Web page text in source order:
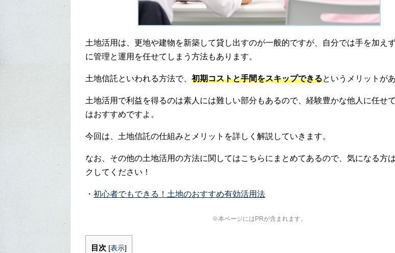
土地活用は、更地や建物を新築して貸し出すのが一般的ですが、自分では手を加え
に管理と運用を任せてしまう方法もあります。
土地信託といわれる方法で、 初期コストと手間をスキップできるというメリットが
土地活用で利益を得るのは素人には難しい部分もあるので、経験豊かな他人に任せ
はおすすめですよ。
今回は、土地信託の仕組みとメリットを詳しく解説していきます。
なお、その他の土地活用の方法に関してはこちらにまとめてあるので、気になる方
クしてください！
・ 初心者でもできる！土地のおすすめ有効活用法
※本ページにはPRが含まれます。
目次 [表示]